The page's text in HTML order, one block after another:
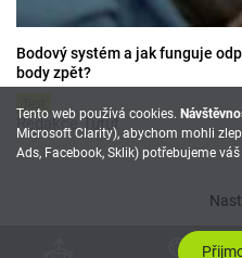
Bodový systém a jak funguje
body zpět?
Redakce Tutut
Tento web používá cookies.
Microsoft Clarity), abychom mohli
Ads, Facebook, Sklik) potřebujeme